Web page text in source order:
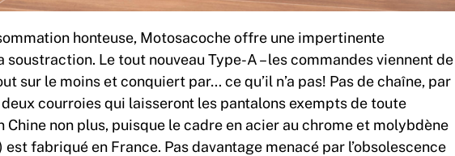
honteuse, Motosacoche offre une impertinente
Le tout nouveau Type-A – les commandes viennent de
sur le moins et conquiert par… ce qu’il n’a pas! Pas de chaîne, par
courroies qui laisseront les pantalons exempts de toute
Chine non plus, puisque le cadre en acier au chrome et molybdène
fabriqué en France. Pas davantage menacé par l’obsolescence